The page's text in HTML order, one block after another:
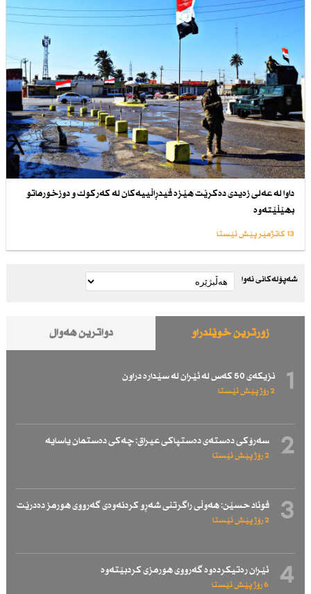
داوا لە عەلی زەیدی دەكرێت هێزە فیدڕاڵییەكان لە كەركوك و دوزخورماتو
بهێڵێتەوە
13 کاتژمێر پێش ئێستا
شەپۆلەکانی نەوا
زۆرترین خوێندراو دواترین هەواڵ
1 نزیكەی 50 كەس لە ئێران لە سێدارە دراون
2 رۆژ پێش ئێستا
2 سەرۆكی دەستەی دەستپاكی عیراق: چەكی دەستمان یاسایە
2 رۆژ پێش ئێستا
3 فوئاد حسێن: هەوڵی راگرتنی شەڕو كردنەوەی گەرووی هورمز دەدرێت
2 رۆژ پێش ئێستا
4 ئێران رەتیكردەوە گەرووی هورمزی كردبێتەوە
6 رۆژ پێش ئێستا